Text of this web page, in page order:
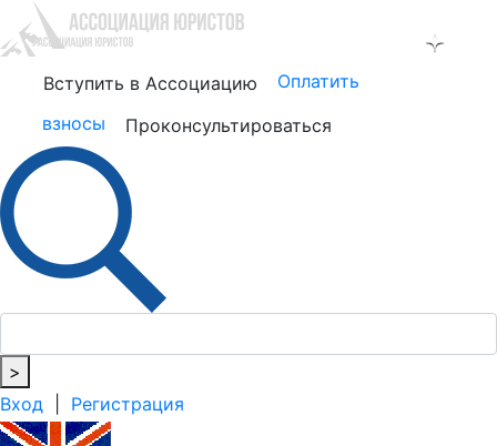
Вступить в Ассоциацию
Оплатить
взносы
Проконсультироваться
>
Вход
Регистрация